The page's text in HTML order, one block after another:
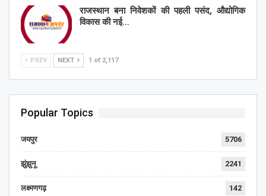
राजस्थान बना निवेशकों की पहली पसंद, औद्योगिक
विकास की नई…
PREV NEXT 1 of 2,117
Popular Topics
जयपुर 5706
झुंझुनू 2241
लक्ष्मणगढ़ 142